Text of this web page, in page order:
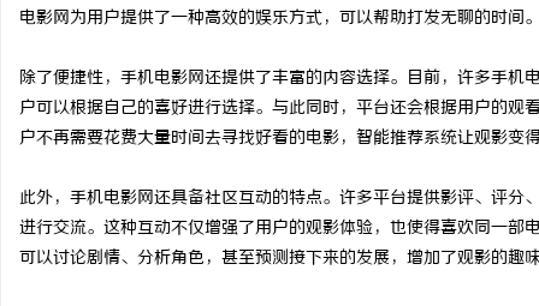
电影网为用户提供了一种高效的娱乐方式，可以帮助打发无聊的时间
除了便捷性，手机电影网还提供了丰富的内容选择。目前，许多手
户可以根据自己的喜好进行选择。与此同时，平台还会根据用户的
户不再需要花费大量时间去寻找好看的电影，智能推荐系统让观影变
此外，手机电影网还具备社区互动的特点。许多平台提供影评、评
进行交流。这种互动不仅增强了用户的观影体验，也使得喜欢同一
可以讨论剧情、分析角色，甚至预测接下来的发展，增加了观影的趣